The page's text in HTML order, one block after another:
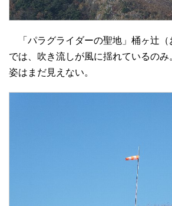
「パラグライダーの聖地」桶ヶ辻（
では、吹き流しが風に揺れているの
姿はまだ見えない。